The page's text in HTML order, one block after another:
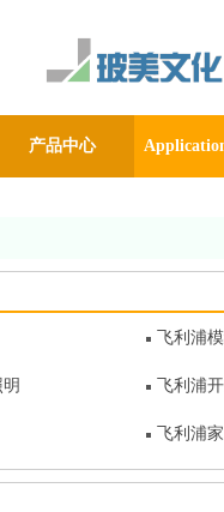
产品中心
飞利浦
飞利浦
飞利浦